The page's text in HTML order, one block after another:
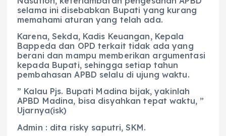
selama ini disebabkan Bupati yang kurang
memahami aturan yang telah ada.
Karena, Sekda, Kadis Keuangan, Kepala
Bappeda dan OPD terkait tidak ada yang
berani dan mampu memberikan argumentasi
kepada Bupati, sehingga setiap tahun
pembahasan APBD selalu di ujung waktu.
” Kalau Pjs. Bupati Madina bijak, yakinlah
APBD Madina, bisa disyahkan tepat waktu, ”
Ujarnya(isk)
Admin : dita risky saputri, SKM.